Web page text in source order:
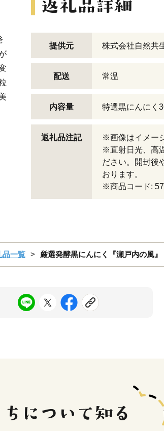
提供元 株式会社自然共
配送 常温
内容量 特選黒にんにく
返礼品注記
※画像はイメー
※直射日光、高
ださい。開封後
おります。
※商品コード:
品一覧 厳選発酵黒にんにく『瀬戸内の風